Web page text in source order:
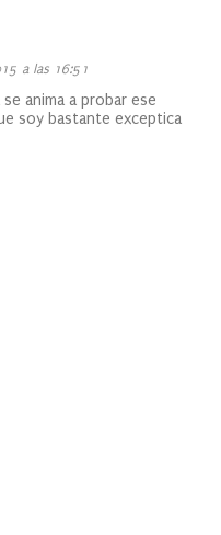
a las 16:51
anima a probar ese
soy bastante exceptica